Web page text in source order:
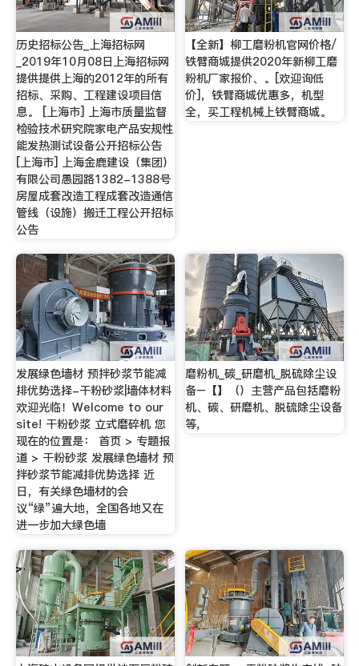
历史招标公告_上海招标网
_2019年10月08日上海招标网
提供提供上海的2012年的所有
招标、采购、工程建设项目信
息。 [上海市] 上海市质量监督
检验技术研究院家电产品安规性
能发热测试设备公开招标公告
[上海市] 上海金鹿建设（集团）
有限公司愚园路1382-1388号
房屋成套改造工程成套改造通信
管线（设施）搬迁工程公开招标
公告
【全新】柳工磨粉机官网价格/
铁臂商城提供2020年新柳工磨
粉机厂家报价、。[欢迎询低
价]，铁臂商城优惠多，机型
全，买工程机械上铁臂商城。
发展绿色墙材 预拌砂浆节能减
排优势选择-干粉砂浆|墙体材料
欢迎光临！Welcome to our
site! 干粉砂浆 立式磨碎机 您
现在的位置是： 首页 > 专题报
道 > 干粉砂浆 发展绿色墙材 预
拌砂浆节能减排优势选择 近
日，有关绿色墙材的会
议“绿”遍大地，全国各地又在
进一步加大绿色墙
磨粉机_碳_研磨机_脱硫除尘设
备–【】（）主营产品包括磨粉
机、碳、研磨机、脱硫除尘设备
等,